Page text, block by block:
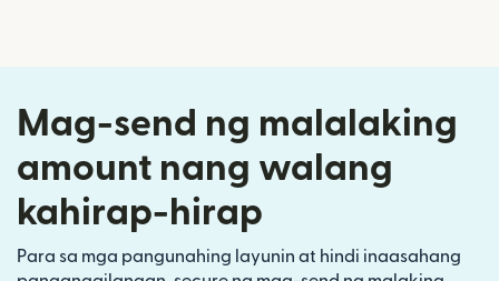
Mag-send ng malalaking
amount nang walang
kahirap-hirap
Para sa mga pangunahing layunin at hindi inaasahang